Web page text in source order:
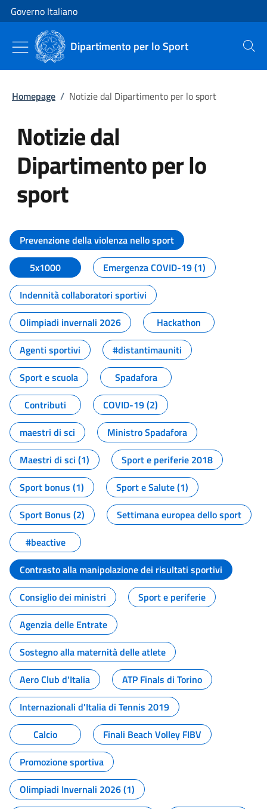
Vai al contenuto
Vai alla navigazione del sito
Governo Italiano
Dipartimento per lo Sport Cerca
Homepage / Notizie dal Dipartimento per lo sport
Notizie dal
Dipartimento per lo
sport
Tutti i contenuti della pagina
Prevenzione della violenza nello sport
5x1000
Emergenza COVID-19 (1)
Indennità collaboratori sportivi
Olimpiadi invernali 2026
Hackathon
Agenti sportivi
#distantimauniti
Sport e scuola
Spadafora
Contributi
COVID-19 (2)
maestri di sci
Ministro Spadafora
Maestri di sci (1)
Sport e periferie 2018
Sport bonus (1)
Sport e Salute (1)
Sport Bonus (2)
Settimana europea dello sport
#beactive
Contrasto alla manipolazione dei risultati sportivi
Consiglio dei ministri
Sport e periferie
Agenzia delle Entrate
Sostegno alla maternità delle atlete
Aero Club d'Italia
ATP Finals di Torino
Internazionali d'Italia di Tennis 2019
Calcio
Finali Beach Volley FIBV
Promozione sportiva
Olimpiadi Invernali 2026 (1)